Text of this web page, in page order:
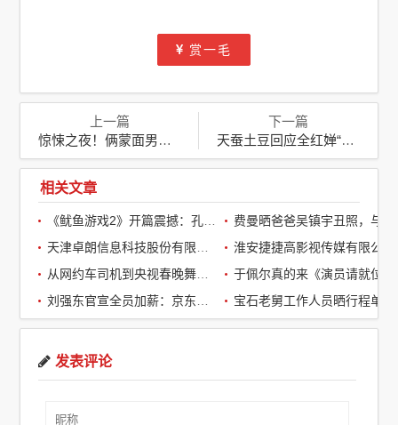
赏一毛
上一篇
惊悚之夜！俩蒙面男子凌晨疯狂撬门，居民安全告急引全网震惊
下一篇
天蚕土豆回应全红婵“催更”《斗破苍穹》动画：笑称“一天十更”
相关文章
淮安捷捷高影视传媒有限公司
发表评论